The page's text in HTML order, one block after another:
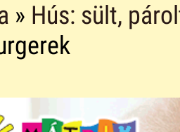
» Hús: sült,